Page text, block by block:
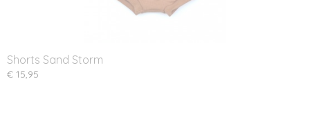
Shorts Sand Storm
€ 15,95